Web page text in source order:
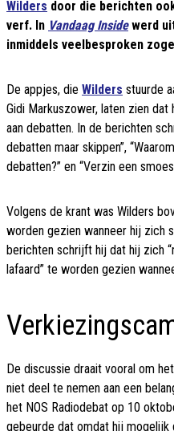
Wilders door die berichten
verf. In Vandaag Insidewerd
inmiddels veelbesproken
De appjes, die Wilders stuurde
Gidi Markuszower, laten zien
aan debatten. In de berichten
debatten maar skippen”,
debatten?” en “Verzin een
Volgens de krant was Wilders
worden gezien wanneer hij zich
berichten schrijft hij dat hij zich
lafaard” te worden gezien
De discussie draait vooral om
niet deel te nemen aan een
het NOS Radiodebat op 10
gebeurde dat omdat hij mogelijk